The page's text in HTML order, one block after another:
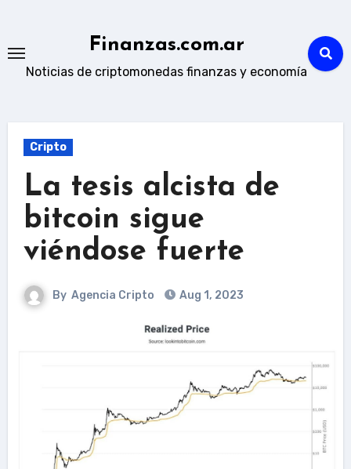
content
Finanzas.com.ar
Noticias de criptomonedas finanzas y economía
Cripto
La tesis alcista de
bitcoin sigue
viéndose fuerte
By Agencia Cripto Aug 1, 2023